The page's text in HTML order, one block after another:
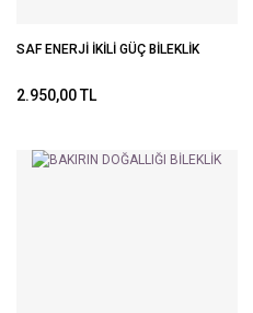
SAF ENERJİ İKİLİ GÜÇ BİLEKLİK
2.950,00 TL